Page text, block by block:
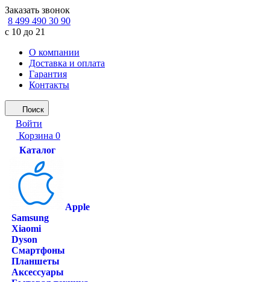
Заказать звонок
8 499 490 30 90
с 10 до 21
О компании
Доставка и оплата
Гарантия
Контакты
Поиск
Войти
Корзина 0
Каталог
Apple
Samsung
Xiaomi
Dyson
Смартфоны
Планшеты
Аксессуары